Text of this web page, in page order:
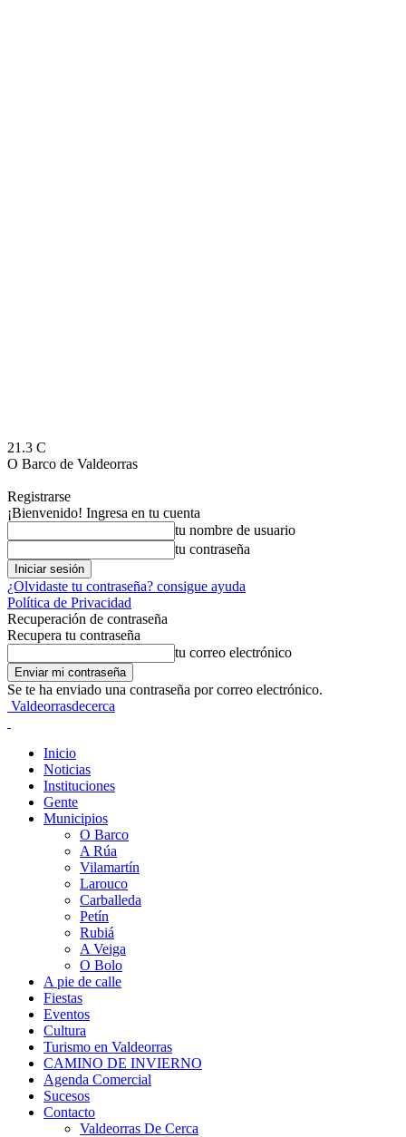
21.3 C
O Barco de Valdeorras
Registrarse
¡Bienvenido! Ingresa en tu cuenta
tu nombre de usuario
tu contraseña
¿Olvidaste tu contraseña? consigue ayuda
Política de Privacidad
Recuperación de contraseña
Recupera tu contraseña
tu correo electrónico
Se te ha enviado una contraseña por correo electrónico.
Valdeorrasdecerca
Inicio
Noticias
Instituciones
Gente
Municipios
O Barco
A Rúa
Vilamartín
Larouco
Carballeda
Petín
Rubiá
A Veiga
O Bolo
A pie de calle
Fiestas
Eventos
Cultura
Turismo en Valdeorras
CAMINO DE INVIERNO
Agenda Comercial
Sucesos
Contacto
Valdeorras De Cerca